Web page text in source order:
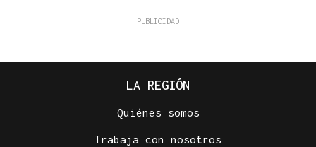
LA REGIÓN
Quiénes somos
Trabaja con nosotros